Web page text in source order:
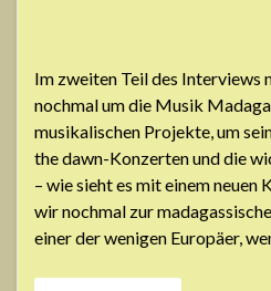
Im zweiten Teil des Interviews
nochmal um die Musik
musikalischen Projekte, um
the dawn-Konzerten und die
– wie sieht es mit einem neuen
wir nochmal zur
einer der wenigen Europäer,